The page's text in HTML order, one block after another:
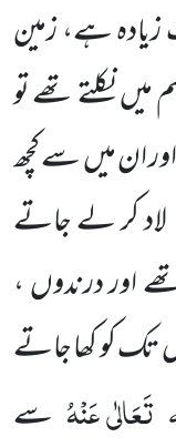
زیادہ ہے، زمین
میںنکلتے تھے تو
اور ان میںسے کچھ
لاد کر لے جاتے
اور درندوں ،
تک کو کھا جاتے
تَعَالٰی عَنْہُ سے